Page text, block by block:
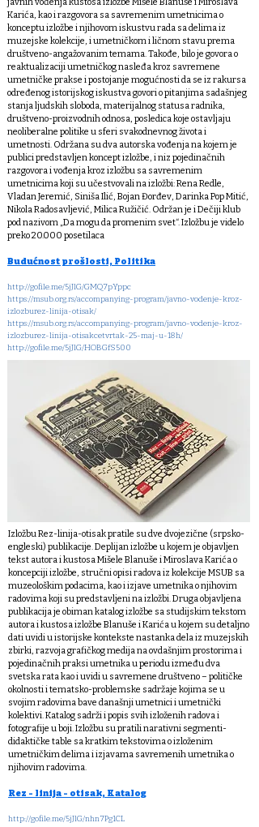
Karića, kao i razgovora sa savremenim umetnicima o
konceptu izložbe i njihovom iskustvu rada sa delima iz
muzejske kolekcije, i umetničkom i ličnom stavu prema
društveno-angažovanim temama. Takođe, bilo je govora o
reaktualizaciji umetničkog nasleđa kroz savremene
umetničke prakse i postojanje mogućnosti da se iz rakursa
određenog istorijskog iskustva govori o pitanjima sadašnjeg
stanja ljudskih sloboda, materijalnog statusa radnika,
društveno-proizvodnih odnosa, posledica koje ostavljaju
neoliberalne politike u sferi svakodnevnog života i
umetnosti. Održana su dva autorska vođenja na kojem je
publici predstavljen koncept izložbe, i niz pojedinačnih
razgovora i vođenja kroz izložbu sa savremenim
umetnicima koji su učestvovali na izložbi: Rena Redle,
Vladan Jeremić, Siniša Ilić, Bojan Đorđev, Darinka Pop Mitić,
Nikola Radosavljević, Milica Ružičić. Održan je i Dečiji klub
pod nazivom „Da mogu da promenim svet“. Izložbu je videlo
preko 20.000 posetilaca
Budućnost prošlosti, Politika
http://gofile.me/5jJlG/GMQ7pYppc
https://msub.org.rs/accompanying-program/javno-vodenje-kroz-
izlozburez-linija-otisak/
https://msub.org.rs/accompanying-program/javno-vodenje-kroz-
izlozburez-linija-otisakcetvrtak-25-maj-u-18h/
http://gofile.me/5jJlG/HOBGfS500
Izložbu Rez-linija-otisak pratile su dve dvojezične (srpsko-
engleski) publikacije. Deplijan izložbe u kojem je objavljen
tekst autora i kustosa Mišele Blanuše i Miroslava Karića o
koncepciji izložbe, stručni opisi radova iz kolekcije MSUB sa
muzeološkim podacima, kao i izjave umetnika o njihovim
radovima koji su predstavljeni na izložbi. Druga objavljena
publikacija je obiman katalog izložbe sa studijskim tekstom
autora i kustosa izložbe Blanuše i Karića u kojem su detaljno
dati uvidi u istorijske kontekste nastanka dela iz muzejskih
zbirki, razvoja grafičkog medija na ovdašnjim prostorima i
pojedinačnih praksi umetnika u periodu između dva
svetska rata kao i uvidi u savremene društveno – političke
okolnosti i tematsko-problemske sadržaje kojima se u
svojim radovima bave današnji umetnici i umetnički
kolektivi. Katalog sadrži i popis svih izloženih radova i
fotografije u boji. Izložbu su pratili narativni segmenti-
didaktičke table sa kratkim tekstovima o izloženim
umetničkim delima i izjavama savremenih umetnika o
njihovim radovima.
Rez - linija - otisak, Katalog
http://gofile.me/5jJlG/nhn7Pg1CL